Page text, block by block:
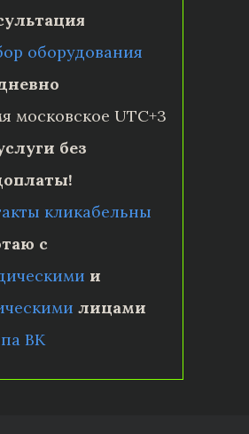
оборудования
московское UTC+3
без
кликабельны
с
и
лицами
ВК